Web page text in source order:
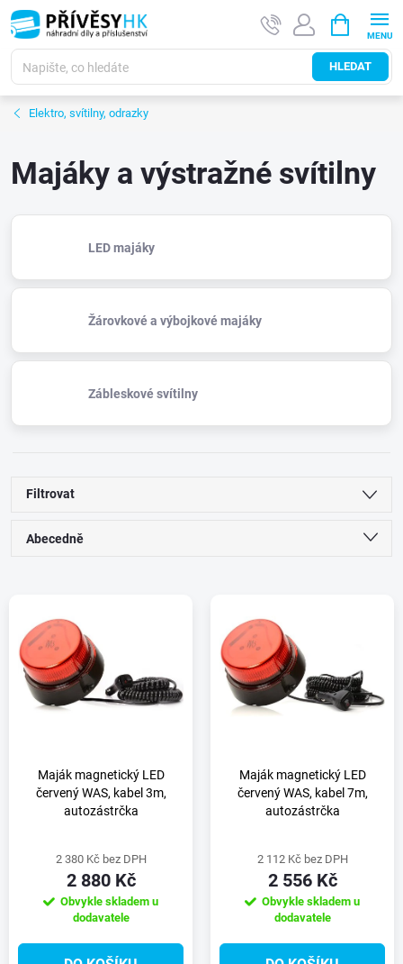
Přejít
na
obsah
HLEDAT
NÁKUPNÍ
KOŠÍK
Elektro, svítilny, odrazky
Majáky a výstražné svítilny
LED majáky
Žárovkové a výbojkové majáky
Zábleskové svítilny
Filtrovat
Ř
z
e
d
Abecedně
Nejprodávanější
ý
p
Maják magnetický LED
červený WAS, kabel 3m,
autozástrčka
2 380 Kč bez DPH
2 880 Kč
Obvykle skladem u
dodavatele
Maják magnetický LED
červený WAS, kabel 7m,
autozástrčka
2 112 Kč bez DPH
2 556 Kč
Obvykle skladem u
dodavatele